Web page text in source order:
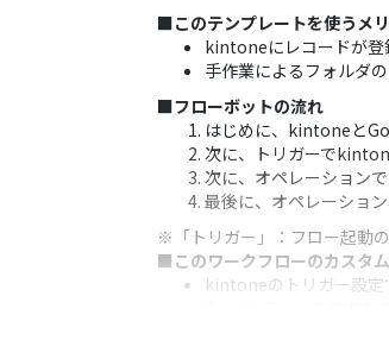
■このテンプレートを使うメ
kintoneにレコードが登
手作業によるフォルダ
■フローボットの流れ
はじめに、kintoneと
次に、トリガーで
次に、オペレーション
最後に、オペレーショ
※「トリガー」：フロー起動
■このワークフローのカスタ
kintoneのトリガー設定